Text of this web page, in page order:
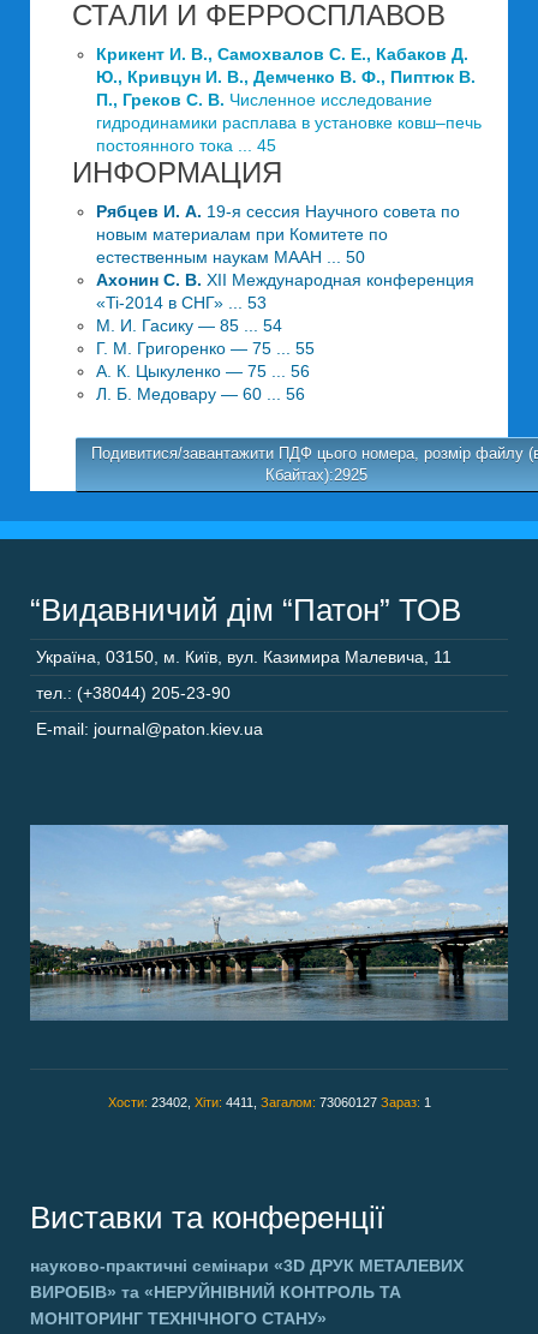
СТАЛИ И ФЕРРОСПЛАВОВ
Крикент И. В., Самохвалов С. Е., Кабаков Д.
Ю., Кривцун И. В., Демченко В. Ф., Пиптюк В.
П., Греков С. В. Численное исследование
гидродинамики расплава в установке ковш–печь
постоянного тока ... 45
ИНФОРМАЦИЯ
Рябцев И. А. 19-я сессия Научного совета по
новым материалам при Комитете по
естественным наукам МААН ... 50
Ахонин С. В. XII Международная конференция
«Ti-2014 в СНГ» ... 53
М. И. Гасику — 85 ... 54
Г. М. Григоренко — 75 ... 55
А. К. Цыкуленко — 75 ... 56
Л. Б. Медовару — 60 ... 56
Подивитися/завантажити ПДФ цього номера, розмір файлу
Кбайтах):2925
“Видавничий дім “Патон” ТОВ
Україна, 03150, м. Київ, вул. Казимира Малевича, 11
тел.: (+38044) 205-23-90
E-mail: journal@paton.kiev.ua
Хости: 23402, Хіти: 4411, Загалом: 73060127 Зараз: 1
Виставки та конференції
науково-практичні семінари «3D ДРУК МЕТАЛЕВИХ
ВИРОБІВ» та «НЕРУЙНІВНИЙ КОНТРОЛЬ ТА
МОНІТОРИНГ ТЕХНІЧНОГО СТАНУ»